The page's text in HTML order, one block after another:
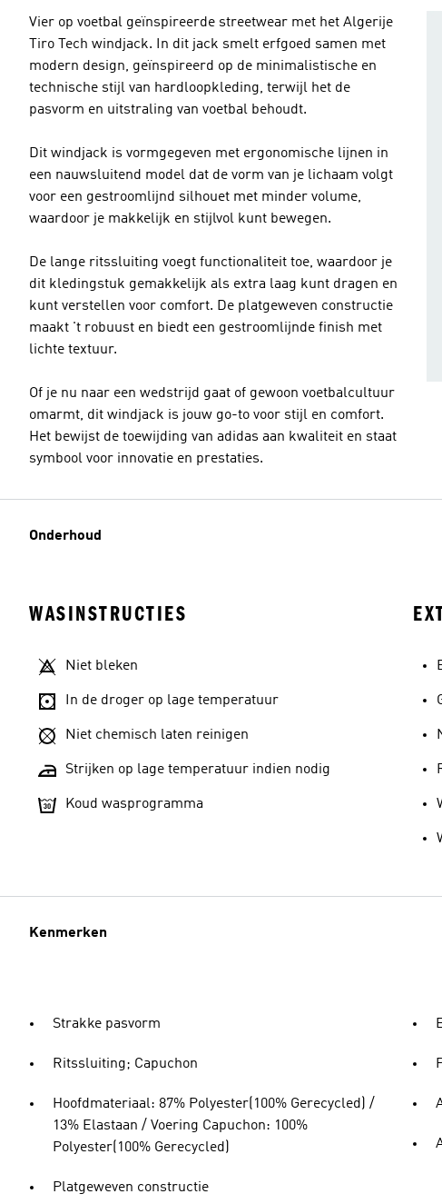
Vier op voetbal geïnspireerde streetwear met het Algerije
Tiro Tech windjack. In dit jack smelt erfgoed samen met
modern design, geïnspireerd op de minimalistische en
technische stijl van hardloopkleding, terwijl het de
pasvorm en uitstraling van voetbal behoudt.
Dit windjack is vormgegeven met ergonomische lijnen in
een nauwsluitend model dat de vorm van je lichaam volgt
voor een gestroomlijnd silhouet met minder volume,
waardoor je makkelijk en stijlvol kunt bewegen.
De lange ritssluiting voegt functionaliteit toe, waardoor je
dit kledingstuk gemakkelijk als extra laag kunt dragen en
kunt verstellen voor comfort. De platgeweven constructie
maakt 't robuust en biedt een gestroomlijnde finish met
lichte textuur.
Of je nu naar een wedstrijd gaat of gewoon voetbalcultuur
omarmt, dit windjack is jouw go-to voor stijl en comfort.
Het bewijst de toewijding van adidas aan kwaliteit en staat
symbool voor innovatie en prestaties.
Onderhoud
WASINSTRUCTIES
Niet bleken
In de droger op lage temperatuur
Niet chemisch laten reinigen
Strijken op lage temperatuur indien nodig
Koud wasprogramma
Kenmerken
Strakke pasvorm
Ritssluiting; Capuchon
Hoofdmateriaal: 87% Polyester(100% Gerecycled) /
13% Elastaan / Voering Capuchon: 100%
Polyester(100% Gerecycled)
Platgeweven constructie